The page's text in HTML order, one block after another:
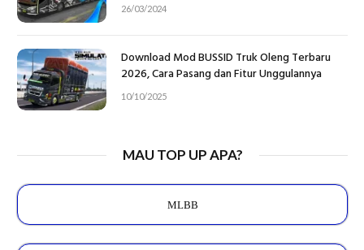
26/03/2024
Download Mod BUSSID Truk Oleng Terbaru
2026, Cara Pasang dan Fitur Unggulannya
10/10/2025
MAU TOP UP APA?
MLBB